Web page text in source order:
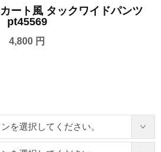
ート風 タックワイドパンツ
pt45569
4,800 円